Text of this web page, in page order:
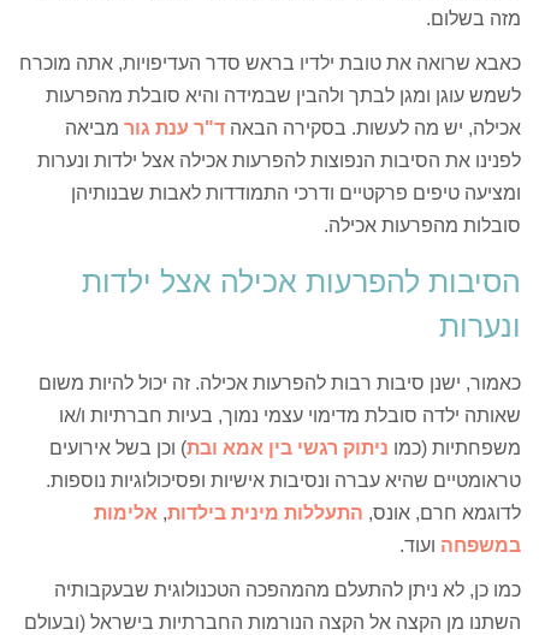
מזה בשלום.
כאבא שרואה את טובת ילדיו בראש סדר העדיפויות, אתה מוכרח
לשמש עוגן ומגן לבתך ולהבין שבמידה והיא סובלת מהפרעות
אכילה, יש מה לעשות. בסקירה הבאה ד"ר ענת גור מביאה
לפנינו את הסיבות הנפוצות להפרעות אכילה אצל ילדות ונערות
ומציעה טיפים פרקטיים ודרכי התמודדות לאבות שבנותיהן
סובלות מהפרעות אכילה.
הסיבות להפרעות אכילה אצל ילדות
ונערות
כאמור, ישנן סיבות רבות להפרעות אכילה. זה יכול להיות משום
שאותה ילדה סובלת מדימוי עצמי נמוך, בעיות חברתיות ו/או
משפחתיות (כמו ניתוק רגשי בין אמא ובת) וכן בשל אירועים
טראומטיים שהיא עברה ונסיבות אישיות ופסיכולוגיות נוספות.
לדוגמא חרם, אונס, התעללות מינית בילדות, אלימות
במשפחה ועוד.
כמו כן, לא ניתן להתעלם מהמהפכה הטכנולוגית שבעקבותיה
השתנו מן הקצה אל הקצה הנורמות החברתיות בישראל (ובעולם